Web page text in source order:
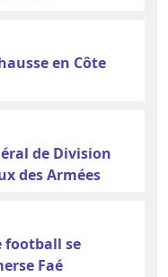
en Côte
de Division
des Armées
football se
Faé